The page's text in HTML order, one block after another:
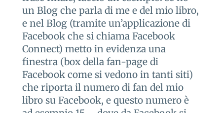
un Blog che parla di me e del mio libro,
e nel Blog (tramite un’applicazione di
Facebook che si chiama Facebook
Connect) metto in evidenza una
finestra (box della fan-page di
Facebook come si vedono in tanti siti)
che riporta il numero di fan del mio
libro su Facebook, e questo numero è